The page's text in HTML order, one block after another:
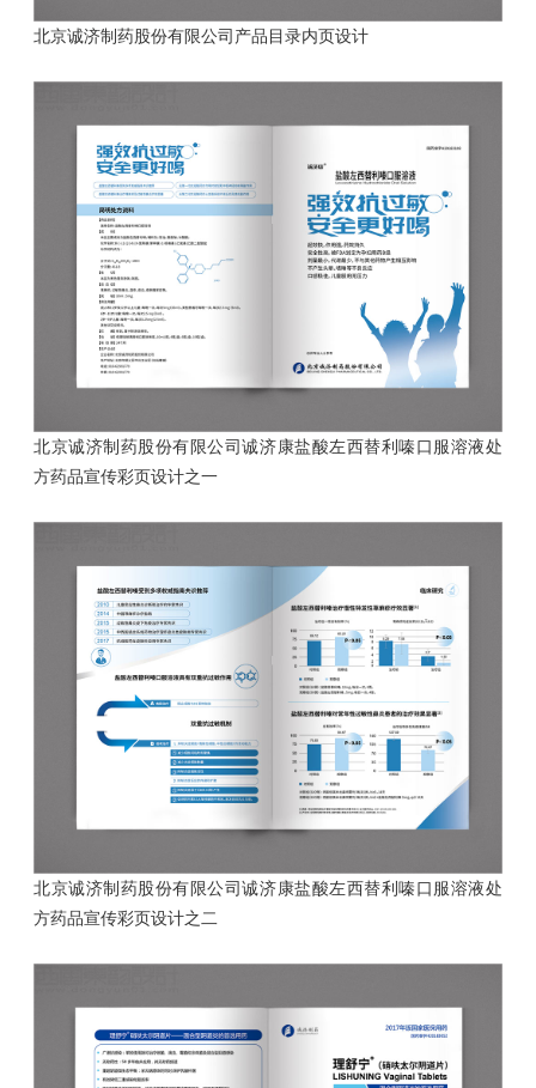
北京诚济制药股份有限公司产品目录内页设计
北京诚济制药股份有限公司诚济康盐酸左西替利嗪口服溶液处
方药品宣传彩页设计之一
北京诚济制药股份有限公司诚济康盐酸左西替利嗪口服溶液处
方药品宣传彩页设计之二